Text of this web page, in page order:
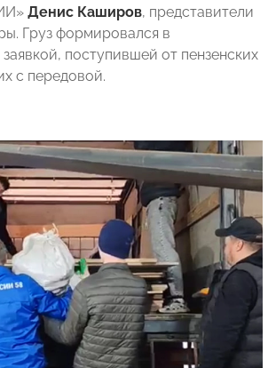
Денис Каширов, представители
Груз формировался в
поступившей от пензенских
с передовой.